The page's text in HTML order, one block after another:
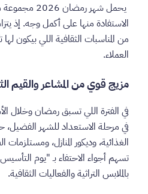
يحمل شهر
الاستفادة منها على أكمل وجه. إذ
من المناسبات الثقافية اللي بيكون
العملاء.
مزيج قوي من المشاعر والقيم
في الفترة اللي تسبق رمضان وخلال
في مرحلة الاستعداد للشهر الفضيل،
الغذائية، وديكور المنازل،
تسهم أجواء الاحتفاء بـ "يوم
بالملابس التراثية والفعاليات الثقافية.